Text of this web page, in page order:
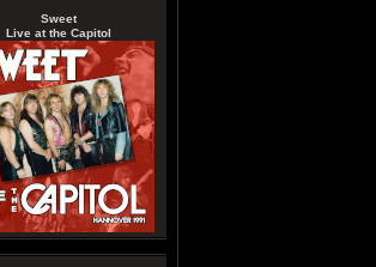
Sweet
Live at the Capitol